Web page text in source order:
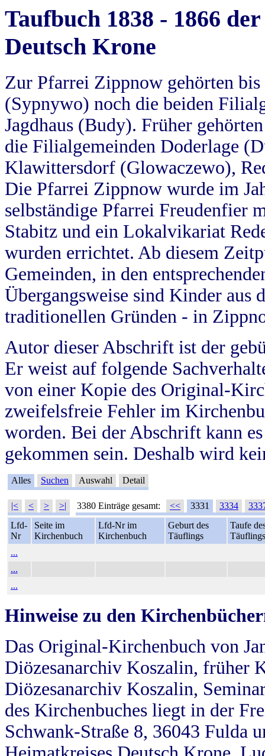
Taufbuch 1838 - 1866
Deutsch Krone
Zur Pfarrei Zippnow gehörten
(Sypnywo) noch die beiden
Jagdhaus (Budy). Früher
die Filialgemeinden Doderlage
Klawittersdorf (Glowaczewo),
Die Pfarrei Zippnow wurde im
selbständige Pfarrei Freudenfier
Stabitz und ein Lokalvikariat
wurden errichtet. Ab diesem
Gemeinden, in den
Übergangsweise sind Kinder aus
traditionellen Gründen - in
Autor dieser Abschrift ist der
Er weist auf folgende
von einer Kopie des Original-
zweifelsfreie Fehler im
worden. Bei der Abschrift kann
gekommen sein. Deshalb wird
Alles Suchen Auswahl Detail
|< < > >| 3380 Einträge gesamt: << 3331 3334
Lfd-
Nr
Seite im
Kirchenbuch
Lfd-Nr im
Kirchenbuch
Geburt des
Täuflings
Taufe
Täuflings
...
...
...
Hinweise zu den
Das Original-Kirchenbuch von
Diözesanarchiv Koszalin, früher
Diözesanarchiv Koszalin,
des Kirchenbuches liegt in der
Schwank-Straße 8, 36043 Fulda